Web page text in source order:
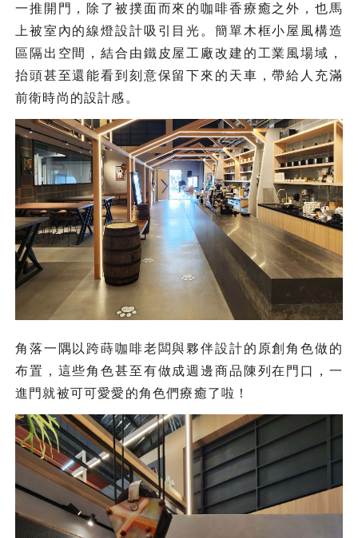
一推開門，除了被撲面而來的咖啡香療癒之外，也馬
上被室內的線燈設計吸引目光。簡單木框小屋風構造
區隔出空間，結合由鐵皮屋工廠改建的工業風場域，
抬頭甚至還能看到刻意保留下來的天車，帶給人充滿
前衛時尚的設計感。
角落一隅以跨蒔咖啡老闆與夥伴設計的原創角色做的
布置，這些角色甚至有做成週邊商品陳列在門口，一
進門就被可可愛愛的角色們療癒了啦！